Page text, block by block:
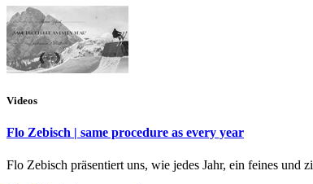
Videos
Flo Zebisch | same procedure as every year
Flo Zebisch präsentiert uns, wie jedes Jahr, ein feines und